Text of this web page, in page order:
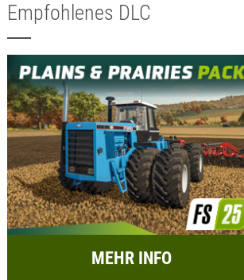
Empfohlenes DLC
MEHR INFO